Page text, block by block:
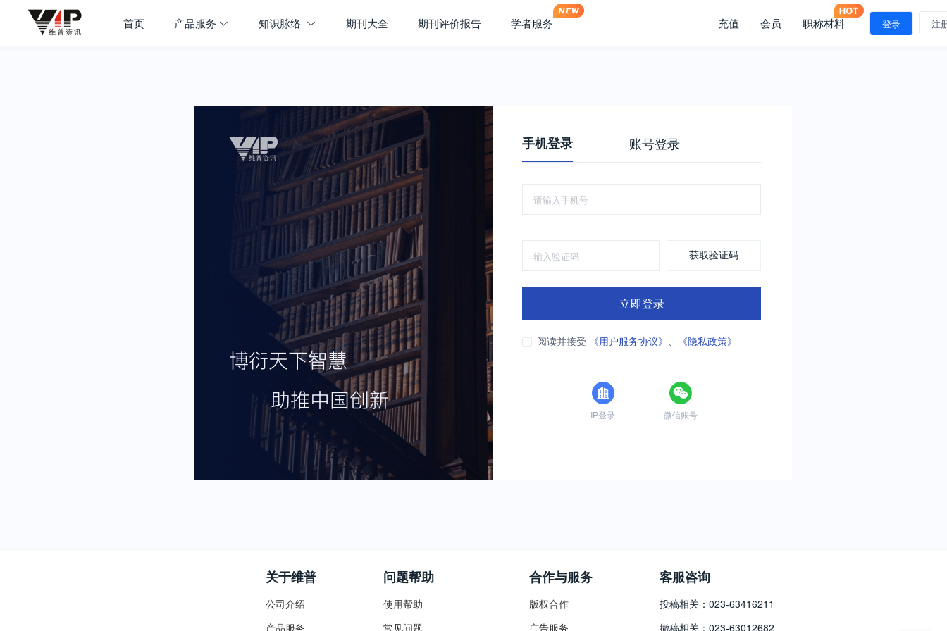
首页 产品服务 知识脉络 期刊大全 期刊评价报告 学者服务 充值 会员 职称材料 登录 注
手机登录 账号登录
获取验证码
立即登录
阅读并接受 《用户服务协议》 、 《隐私政策》
IP登录 微信账号
关于维普
公司介绍
产品服务
问题帮助
使用帮助
常见问题
合作与服务
版权合作
广告服务
客服咨询
投稿相关：023-63416211
撤稿相关：023-63012682